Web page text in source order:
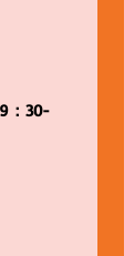
：30-